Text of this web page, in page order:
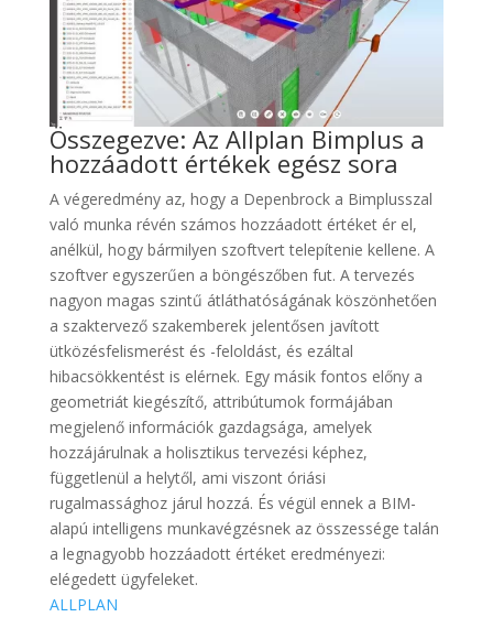
Összegezve: Az Allplan Bimplus a
hozzáadott értékek egész sora
A végeredmény az, hogy a Depenbrock a Bimplusszal
való munka révén számos hozzáadott értéket ér el,
anélkül, hogy bármilyen szoftvert telepítenie kellene. A
szoftver egyszerűen a böngészőben fut. A tervezés
nagyon magas szintű átláthatóságának köszönhetően
a szaktervező szakemberek jelentősen javított
ütközésfelismerést és -feloldást, és ezáltal
hibacsökkentést is elérnek. Egy másik fontos előny a
geometriát kiegészítő, attribútumok formájában
megjelenő információk gazdagsága, amelyek
hozzájárulnak a holisztikus tervezési képhez,
függetlenül a helytől, ami viszont óriási
rugalmassághoz járul hozzá. És végül ennek a BIM-
alapú intelligens munkavégzésnek az összessége talán
a legnagyobb hozzáadott értéket eredményezi:
elégedett ügyfeleket.
ALLPLAN